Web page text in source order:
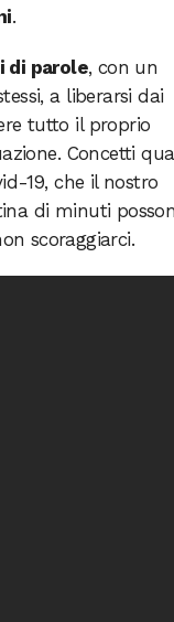
.
di parole, con un
a liberarsi dai
tutto il proprio
Concetti
19, che il nostro
di minuti
scoraggiarci.